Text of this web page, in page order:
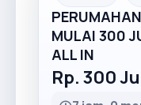
MULAI 300
ALL IN
Rp. 300